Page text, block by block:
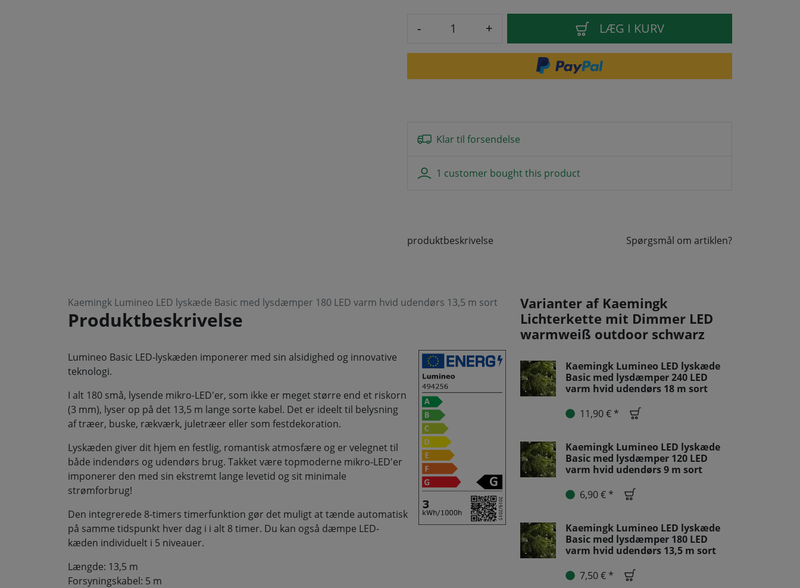
- + LÆG I KURV
Klar til forsendelse
1 customer bought this product
produktbeskrivelse Spørgsmål om artiklen?
Kaemingk Lumineo LED lyskæde Basic med lysdæmper 180 LED varm hvid udendørs 13,5 m sort
Produktbeskrivelse
Lumineo Basic LED-lyskæden imponerer med sin alsidighed og innovative
teknologi.
I alt 180 små, lysende mikro-LED'er, som ikke er meget større end et riskorn
(3 mm), lyser op på det 13,5 m lange sorte kabel. Det er ideelt til belysning
af træer, buske, rækværk, juletræer eller som festdekoration.
Lyskæden giver dit hjem en festlig, romantisk atmosfære og er velegnet til
både indendørs og udendørs brug. Takket være topmoderne mikro-LED'er
imponerer den med sin ekstremt lange levetid og sit minimale
strømforbrug!
Den integrerede 8-timers timerfunktion gør det muligt at tænde automatisk
på samme tidspunkt hver dag i i alt 8 timer. Du kan også dæmpe LED-
kæden individuelt i 5 niveauer.
Længde: 13,5 m
Forsyningskabel: 5 m
Varianter af Kaemingk
Lichterkette mit Dimmer LED
warmweiß outdoor schwarz
Kaemingk Lumineo LED lyskæde
Basic med lysdæmper 240 LED
varm hvid udendørs 18 m sort
11,90 € *
Kaemingk Lumineo LED lyskæde
Basic med lysdæmper 120 LED
varm hvid udendørs 9 m sort
6,90 € *
Kaemingk Lumineo LED lyskæde
Basic med lysdæmper 180 LED
varm hvid udendørs 13,5 m sort
7,50 € *